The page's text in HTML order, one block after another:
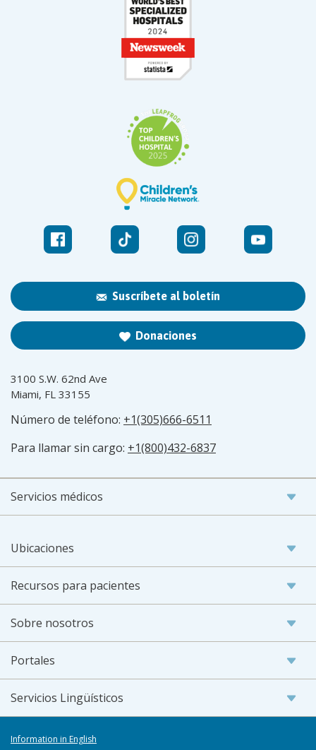
Suscríbete al boletín
Donaciones
3100 S.W. 62nd Ave
Miami, FL 33155
Número de teléfono: +1(305)666-6511
Para llamar sin cargo: +1(800)432-6837
Servicios médicos
Ubicaciones
Recursos para pacientes
Sobre nosotros
Portales
Servicios Lingüísticos
Information in English